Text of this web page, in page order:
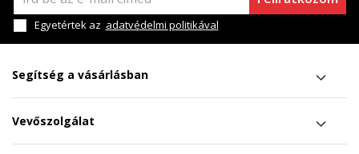
Egyetértek az adatvédelmi politikával
Segítség a vásárlásban
Vevőszolgálat